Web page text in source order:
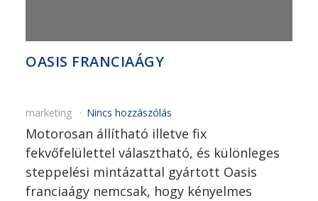
OASIS FRANCIAÁGY
marketing Nincs hozzászólás
Motorosan állítható illetve fix
fekvőfelülettel választható, és különleges
steppelési mintázattal gyártott Oasis
franciaágy nemcsak, hogy kényelmes